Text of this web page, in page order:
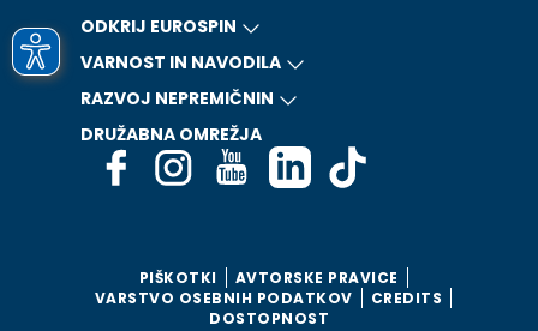
ODKRIJ EUROSPIN
VARNOST IN NAVODILA
RAZVOJ NEPREMIČNIN
DRUŽABNA OMREŽJA
PIŠKOTKI
AVTORSKE PRAVICE
VARSTVO OSEBNIH PODATKOV
CREDITS
DOSTOPNOST